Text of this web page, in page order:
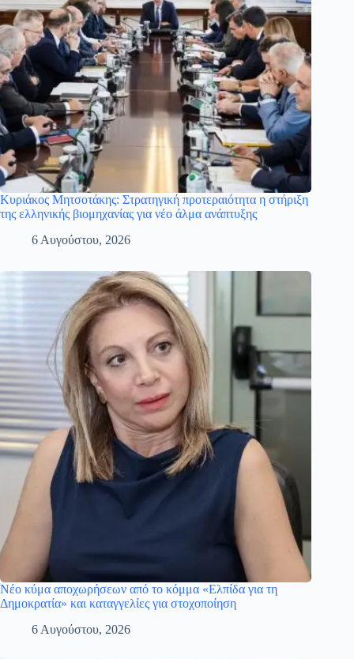
Κυριάκος Μητσοτάκης: Στρατηγική προτεραιότητα η στήριξη
της ελληνικής βιομηχανίας για νέο άλμα ανάπτυξης
6 Αυγούστου, 2026
Νέο κύμα αποχωρήσεων από το κόμμα «Ελπίδα για τη
Δημοκρατία» και καταγγελίες για στοχοποίηση
6 Αυγούστου, 2026